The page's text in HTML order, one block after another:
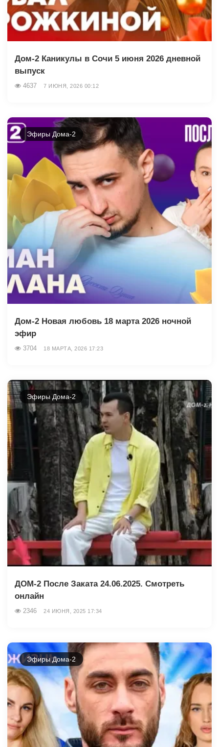
Дом-2 Каникулы в Сочи 5 июня 2026 дневной
выпуск
4637 7 ИЮНЯ, 2026 00:12
Эфиры Дома-2
Дом-2 Новая любовь 18 марта 2026 ночной
эфир
3704 18 МАРТА, 2026 17:23
Эфиры Дома-2
ДОМ-2 После Заката 24.06.2025. Смотреть
онлайн
2346 24 ИЮНЯ, 2025 17:34
Эфиры Дома-2